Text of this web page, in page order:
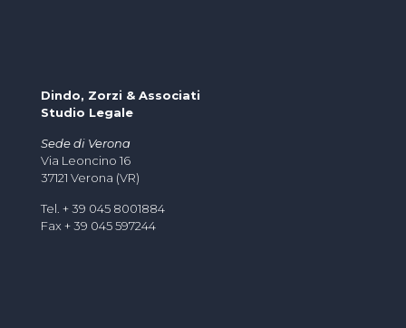
Dindo, Zorzi & Associati
Studio Legale
Sede di Verona
Via Leoncino 16
37121 Verona (VR)
Tel. + 39 045 8001884
Fax + 39 045 597244